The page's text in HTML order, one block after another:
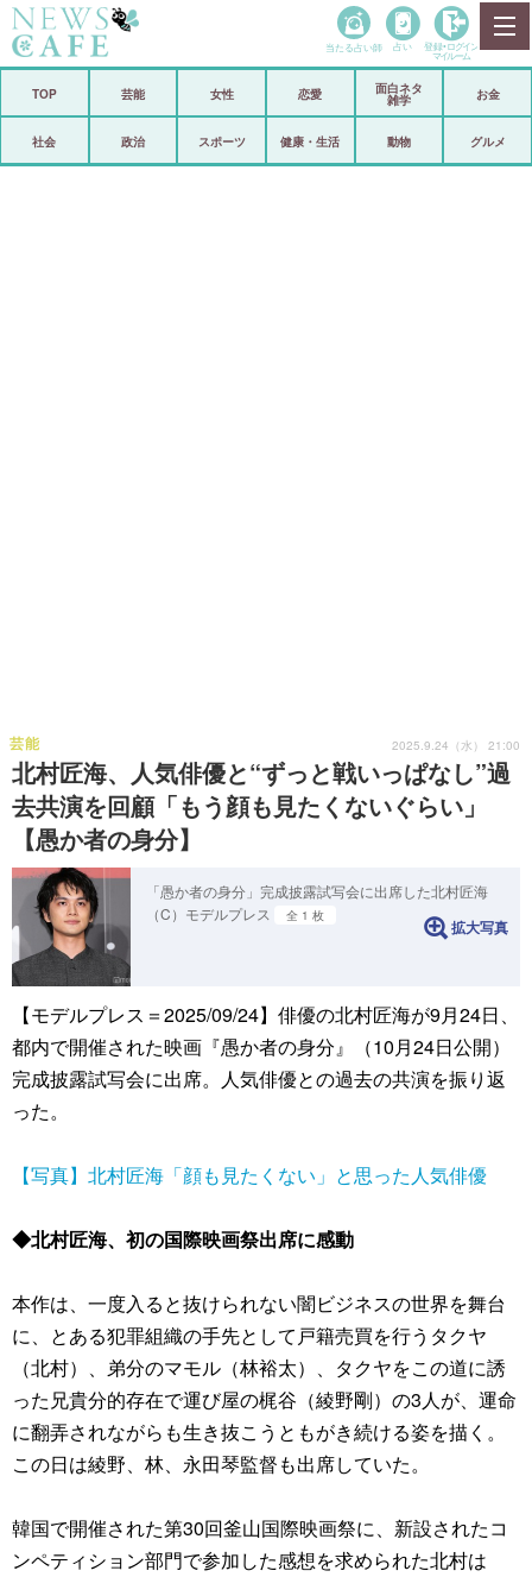
政治
当たる占い師 占い 登録• ログイン
マイルーム
TOP 芸能 女性 恋愛
面白ネタ
雑学
お金
社会 政治 スポーツ 健康・生活 動物 グルメ
北村匠海、人気俳優と“ずっと戦いっぱなし”過
去共演を回顧「もう顔も見たくないぐらい」
【愚か者の⾝分】
芸能 2025.9.24（水） 21:00
「愚か者の⾝分」完成披露試写会に出席した北村匠海
（C）モデルプレス
全 1 枚
拡大写真
【モデルプレス＝2025/09/24】俳優の北村匠海が9月24日、
都内で開催された映画『愚か者の⾝分』（10⽉24⽇公開）
完成披露試写会に出席。人気俳優との過去の共演を振り返
った。
【写真】北村匠海「顔も見たくない」と思った人気俳優
◆北村匠海、初の国際映画祭出席に感動
本作は、一度入ると抜けられない闇ビジネスの世界を舞台
に、とある犯罪組織の手先として戸籍売買を行うタクヤ
（北村）、弟分のマモル（林裕太）、タクヤをこの道に誘
った兄貴分的存在で運び屋の梶谷（綾野剛）の3人が、運命
に翻弄されながらも生き抜こうともがき続ける姿を描く。
この日は綾野、林、永⽥琴監督も出席していた。
韓国で開催された第30回釜山国際映画祭に、新設されたコ
ンペティション部門で参加した感想を求められた北村は